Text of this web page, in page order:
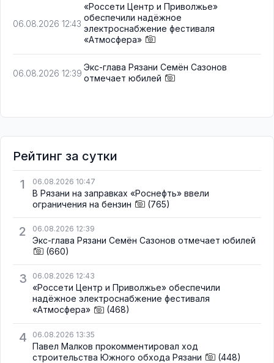
06.08.2026 12:43
«Россети Центр и Приволжье»
обеспечили надёжное
электроснабжение фестиваля
«Атмосфера»
06.08.2026 12:39
Экс-глава Рязани Семён Сазонов
отмечает юбилей
Рейтинг за сутки
1
06.08.2026 10:47
В Рязани на заправках «Роснефть» ввели
ограничения на бензин
(765)
2 06.08.2026 12:39
Экс-глава Рязани Семён Сазонов отмечает юбилей
(660)
3 06.08.2026 12:43
«Россети Центр и Приволжье» обеспечили
надёжное электроснабжение фестиваля
«Атмосфера»
(468)
4 06.08.2026 13:35
Павел Малков прокомментировал ход
строительства Южного обхода Рязани
(448)